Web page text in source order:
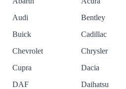
Audi
Bentley
Buick
Cadillac
Chevrolet
Chrysler
Cupra
Dacia
DAF
Daihatsu